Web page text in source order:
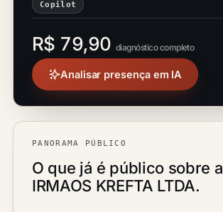
Copilot
R$ 79,90 diagnóstico completo
Analisar presença em IA
PANORAMA PÚBLICO
O que já é público sobre a
IRMAOS KREFTA LTDA.